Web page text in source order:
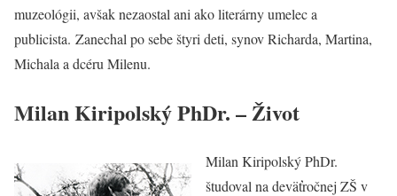
muzeológii, avšak nezaostal ani ako literárny umelec a
publicista. Zanechal po sebe štyri deti, synov Richarda, Martina,
Michala a dcéru Milenu.
Milan Kiripolský PhDr. – Život
Milan Kiripolský PhDr.
študoval na deväťročnej ZŠ v